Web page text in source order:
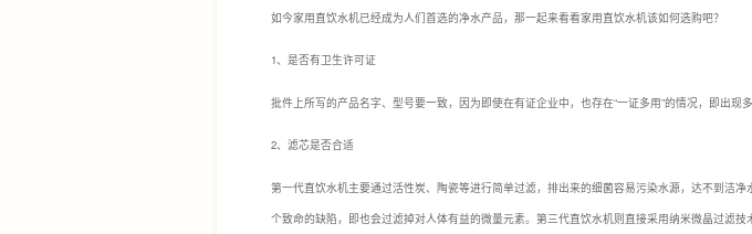
如今家用直饮水机已经成为人们首选的净水产品，那一起来看看家用直饮水机该如何选购吧？
1、是否有卫生许可证
批件上所写的产品名字、型号要一致，因为即使在有证企业中，也存在“一证多用”的情况，即出现
2、滤芯是否合适
第一代直饮水机主要通过活性炭、陶瓷等进行简单过滤，排出来的细菌容易污染水源，达不到洁
个致命的缺陷，即也会过滤掉对人体有益的微量元素。第三代直饮水机则直接采用纳米微晶过滤